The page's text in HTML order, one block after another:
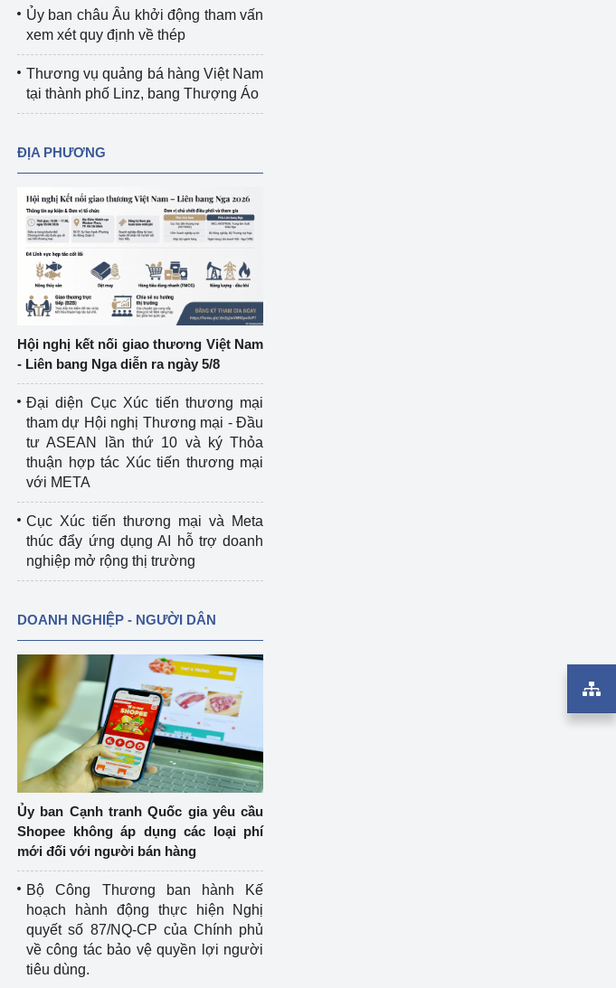
Ủy ban châu Âu khởi động tham vấn
xem xét quy định về thép
Thương vụ quảng bá hàng Việt Nam
tại thành phố Linz, bang Thượng Áo
ĐỊA PHƯƠNG
Hội nghị kết nối giao thương Việt Nam
- Liên bang Nga diễn ra ngày 5/8
Đại diện Cục Xúc tiến thương mại
tham dự Hội nghị Thương mại - Đầu
tư ASEAN lần thứ 10 và ký Thỏa
thuận hợp tác Xúc tiến thương mại
với META
Cục Xúc tiến thương mại và Meta
thúc đẩy ứng dụng AI hỗ trợ doanh
nghiệp mở rộng thị trường
DOANH NGHIỆP - NGƯỜI DÂN
Ủy ban Cạnh tranh Quốc gia yêu cầu
Shopee không áp dụng các loại phí
mới đối với người bán hàng
Bộ Công Thương ban hành Kế
hoạch hành động thực hiện Nghị
quyết số 87/NQ-CP của Chính phủ
về công tác bảo vệ quyền lợi người
tiêu dùng.